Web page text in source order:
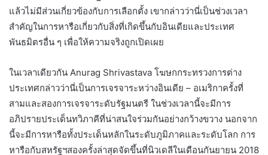
แล้วไม่มีส่วนเกี่ยวข้องกับการเลือกตั้ง เขากล่าวว่านี่เป็นช่วงเวลา
สำคัญในการหารือเกี่ยวกับสิ่งที่เกิดขึ้นกับอินเดียและประเทศ
พันธมิตรอื่น ๆ เพื่อให้ความจริงถูกเปิดเผย
ในเวลาเดียวกัน Anurag Shrivastava โฆษกกระทรวงการต่าง
ประเทศกล่าวว่านี่เป็นการเจรจาระหว่างอินเดีย – อเมริกาครั้งที่
สามและสองการเจรจาระดับรัฐมนตรี ในช่วงเวลานี้จะมีการ
อภิปรายประเด็นทวิภาคีที่น่าสนใจร่วมกันอย่างกว้างขวาง นอกจาก
นี้จะมีการหารือทั้งประเด็นหลักในระดับภูมิภาคและระดับโลก การ
หารือกับสหรัฐฯสองครั้งล่าสุดจัดขึ้นที่นิวเดลีในเดือนกันยายน 2018